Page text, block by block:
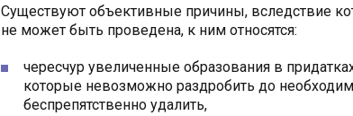
Существуют объективные причины, вследствие
не может быть проведена, к ним относятся:
чересчур увеличенные образования в
которые невозможно раздробить до
беспрепятственно удалить,